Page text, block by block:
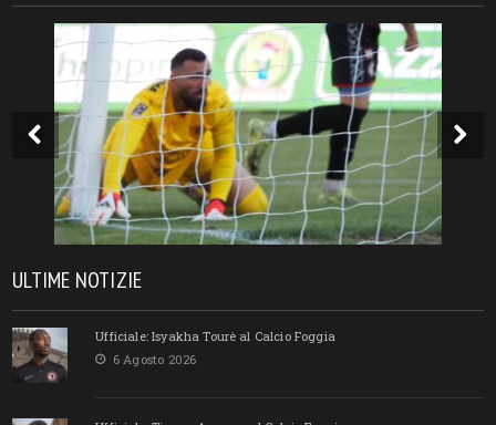
ULTIME NOTIZIE
Ufficiale: Isyakha Tourè al Calcio Foggia
6 Agosto 2026